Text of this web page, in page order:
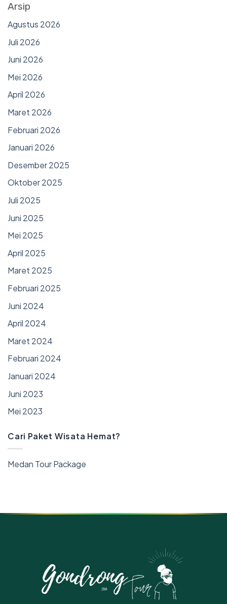
Arsip
Agustus 2026
Juli 2026
Juni 2026
Mei 2026
April 2026
Maret 2026
Februari 2026
Januari 2026
Desember 2025
Oktober 2025
Juli 2025
Juni 2025
Mei 2025
April 2025
Maret 2025
Februari 2025
Juni 2024
April 2024
Maret 2024
Februari 2024
Januari 2024
Juni 2023
Mei 2023
Cari Paket Wisata Hemat?
Medan Tour Package